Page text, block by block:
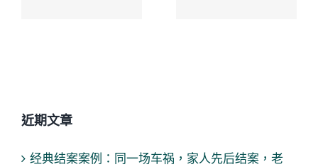
近期文章
经典结案案例：同一场车祸，家人先后结案，老